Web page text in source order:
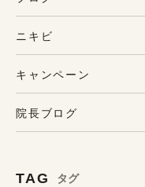
キャンペーン
ニキビ
院長ブログ
TAG タグ